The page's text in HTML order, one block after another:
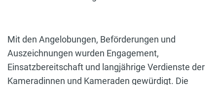
Mit den Angelobungen, Beförderungen und
Auszeichnungen wurden Engagement,
Einsatzbereitschaft und langjährige Verdienste der
Kameradinnen und Kameraden gewürdigt. Die